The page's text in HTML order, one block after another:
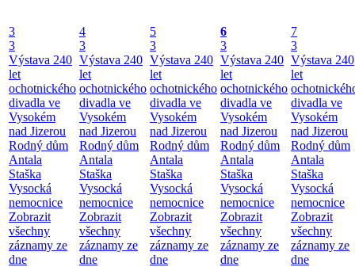
3
3
Výstava 240
let
ochotnického
divadla ve
Vysokém
nad Jizerou
Rodný dům
Antala
Staška
Vysocká
nemocnice
Zobrazit
všechny
záznamy ze
dne
4
3
Výstava 240
let
ochotnického
divadla ve
Vysokém
nad Jizerou
Rodný dům
Antala
Staška
Vysocká
nemocnice
Zobrazit
všechny
záznamy ze
dne
5
3
Výstava 240
let
ochotnického
divadla ve
Vysokém
nad Jizerou
Rodný dům
Antala
Staška
Vysocká
nemocnice
Zobrazit
všechny
záznamy ze
dne
6
3
Výstava 240
let
ochotnického
divadla ve
Vysokém
nad Jizerou
Rodný dům
Antala
Staška
Vysocká
nemocnice
Zobrazit
všechny
záznamy ze
dne
7
3
Výstava 240
let
divadla ve
Vysokém
nad Jizerou
Rodný dům
Antala
Staška
Vysocká
nemocnice
Zobrazit
všechny
záznamy ze
dne